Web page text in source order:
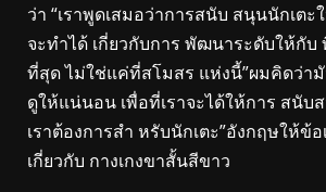
ว่า “เราพูดเสมอว่าการสนับ สนุนนักเตะ
จะทําได้ เกี่ยวกับการ พัฒนาระดับให้กั
ที่สุด ไม่ใช่แค่ที่สโมสร แห่งนี้”ผมคิดว่ามั
ดูให้แน่นอน เพื่อที่เราจะได้ให้การ สนั
เราต้องการสํา หรับนักเตะ”อังกฤษให้ข้
เกี่ยวกับ กางเกงขาสั้นสีขาว